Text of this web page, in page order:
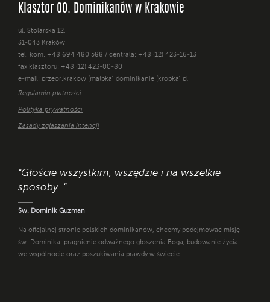
Klasztor OO. Dominikanów w Krakowie
ul. Stolarska 12,
31-043 Kraków
tel. kom. +48 694 480 588 / centrala: +48 (12) 423-16-13
fax klasztoru: +48 (12) 423-00-80
e-mail: przeor.krakow [małpka] dominikanie [kropka] pl
Regulamin płatności
Polityka prywatności
Zasady zgłaszania intencji
"Głoście wszystkim, wszędzie i na wszelkie
sposoby. "
Św. Dominik Guzman
Na oficjalnej stronie polskich dominikanów, chcemy podejmować misję
św. Dominika: pragnienie odważnego głoszenia Boga, budowanie życia
we wspólnocie oraz poszukiwania prawdy w świecie.